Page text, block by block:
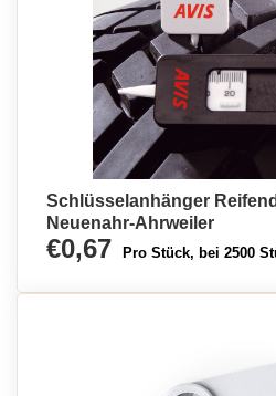
Schlüsselanhänger
Neuenahr-Ahrweiler
€0,67 Pro Stück, bei 2500